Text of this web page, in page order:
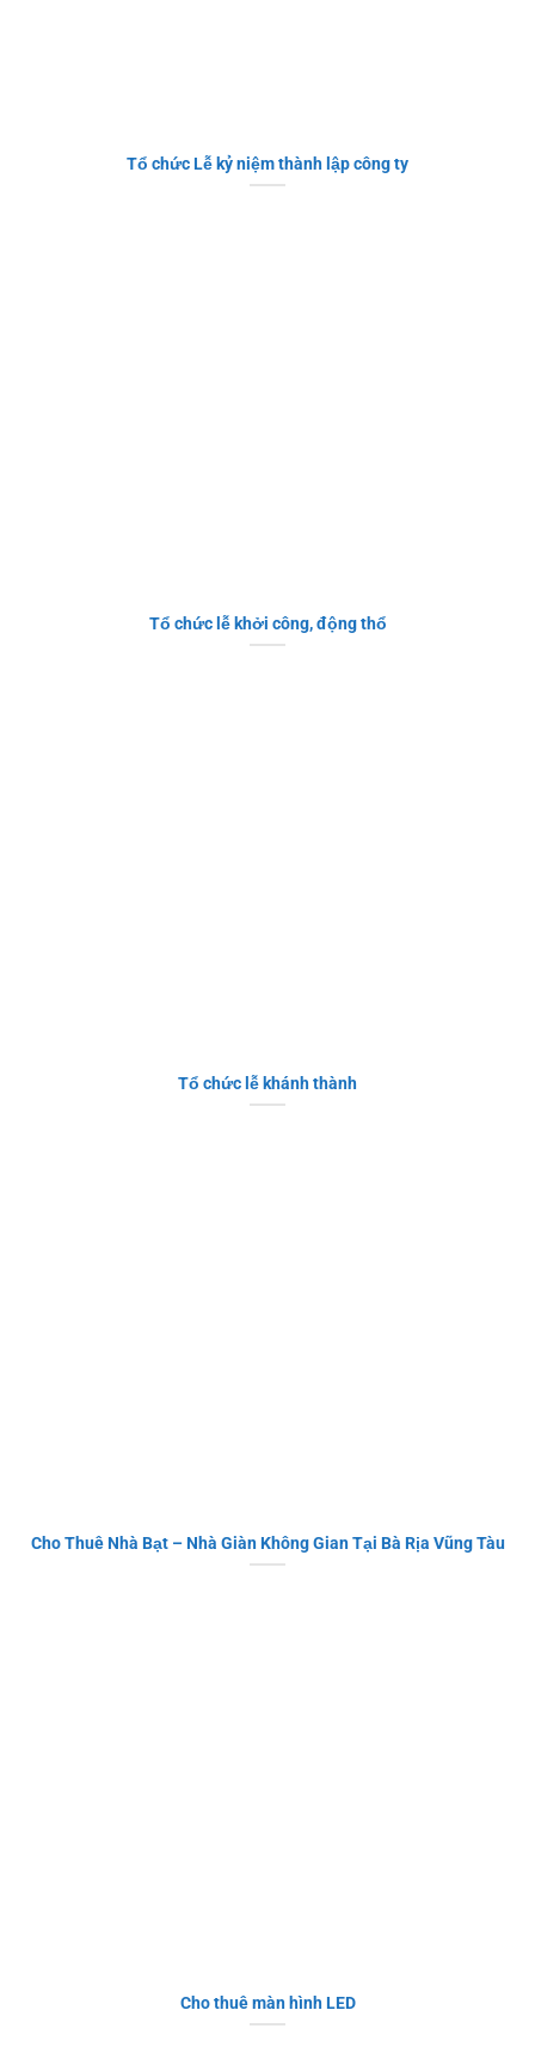
Tổ chức Lễ kỷ niệm thành lập công ty
Tổ chức lễ khởi công, động thổ
Tổ chức lễ khánh thành
Cho Thuê Nhà Bạt – Nhà Giàn Không Gian Tại Bà Rịa Vũng Tàu
Cho thuê màn hình LED